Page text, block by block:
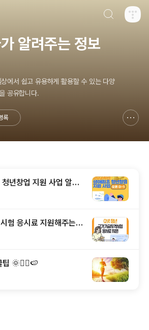
알려주는 정보
에서 쉽고 유용하게 활용할 수 있는 다양
공유합니다.
록
년창업 지원 사업 알려
험 응시료 지원해주는
팁 🌞🏃‍♀️🍉